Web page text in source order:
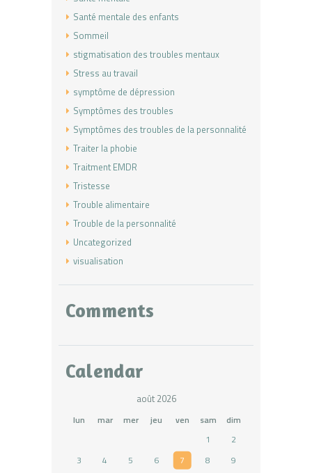
Santé mentale des enfants
Sommeil
stigmatisation des troubles mentaux
Stress au travail
symptôme de dépression
Symptômes des troubles
Symptômes des troubles de la personnalité
Traiter la phobie
Traitment EMDR
Tristesse
Trouble alimentaire
Trouble de la personnalité
Uncategorized
visualisation
Comments
Calendar
août 2026
lun mar mer jeu ven sam
dim
1
2
3
4 5 6 7 8
9